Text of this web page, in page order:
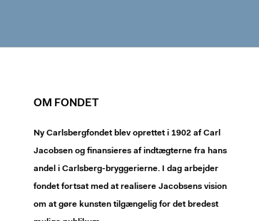
OM FONDET
Ny Carlsbergfondet blev oprettet i 1902 af Carl
Jacobsen og finansieres af indtægterne fra hans
andel i Carlsberg-bryggerierne. I dag arbejder
fondet fortsat med at realisere Jacobsens vision
om at gøre kunsten tilgængelig for det bredest